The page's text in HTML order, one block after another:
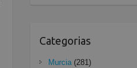
Categorias
Murcia(281)